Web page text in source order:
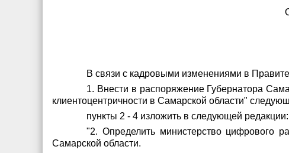
В связи с кадровыми изменениями в
1. Внести в распоряжение Губернатора
клиентоцентричности в Самарской области"
пункты 2 - 4 изложить в следующей редакции:
"2. Определить министерство цифрового
Самарской области.